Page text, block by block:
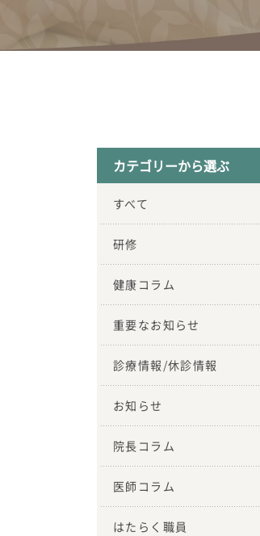
カテゴリーから選ぶ
すべて
研修
健康コラム
重要なお知らせ
診療情報/休診情報
お知らせ
院長コラム
医師コラム
はたらく職員